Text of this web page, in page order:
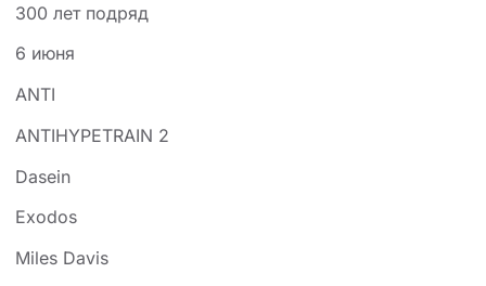
300 лет подряд
6 июня
ANTI
ANTIHYPETRAIN 2
Dasein
Exodos
Miles Davis